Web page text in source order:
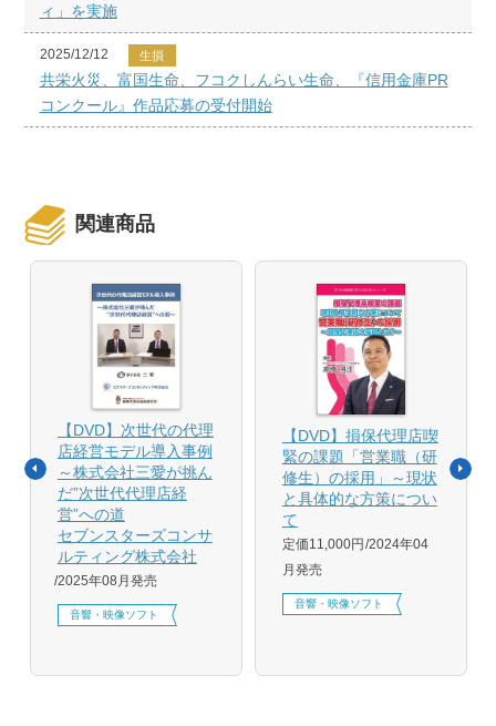
ィ」を実施
2025/12/12 生損
共栄火災、富国生命、フコクしんらい生命、『信用金庫PR
コンクール』作品応募の受付開始
関連商品
【DVD】次世代の代理
店経営モデル導入事例
～株式会社三愛が挑ん
だ”次世代代理店経
営”への道
セブンスターズコンサ
ルティング株式会社
2025年08月発売
音響・映像ソフト
【DVD】損保代理店喫
緊の課題「営業職（研
修生）の採用」～現状
と具体的な方策につい
て
定価11,000円 2024年04
月発売
音響・映像ソフト